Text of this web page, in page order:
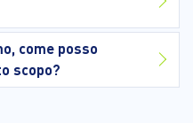
come posso
scopo?